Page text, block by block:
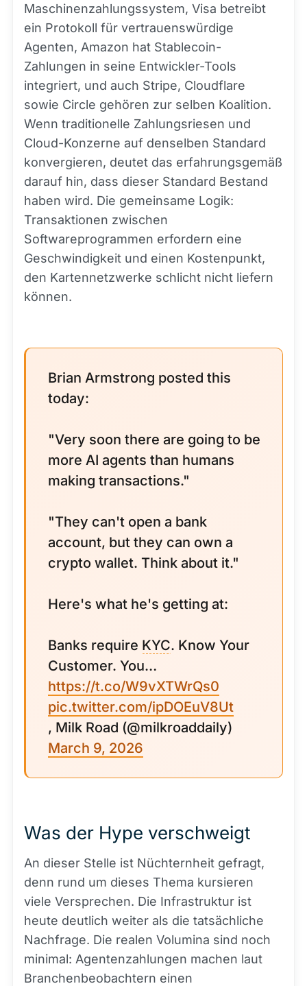
Maschinenzahlungssystem, Visa betreibt
ein Protokoll für vertrauenswürdige
Agenten, Amazon hat Stablecoin-
Zahlungen in seine Entwickler-Tools
integriert, und auch Stripe, Cloudflare
sowie Circle gehören zur selben Koalition.
Wenn traditionelle Zahlungsriesen und
Cloud-Konzerne auf denselben Standard
konvergieren, deutet das erfahrungsgemäß
darauf hin, dass dieser Standard Bestand
haben wird. Die gemeinsame Logik:
Transaktionen zwischen
Softwareprogrammen erfordern eine
Geschwindigkeit und einen Kostenpunkt,
den Kartennetzwerke schlicht nicht liefern
können.
Brian Armstrong posted this
today:
"Very soon there are going to be
more AI agents than humans
making transactions."
"They can't open a bank
account, but they can own a
crypto wallet. Think about it."
Here's what he's getting at:
Banks require KYC. Know Your
Customer. You…
https://t.co/W9vXTWrQs0
pic.twitter.com/ipDOEuV8Ut
, Milk Road (@milkroaddaily)
March 9, 2026
Was der Hype verschweigt
An dieser Stelle ist Nüchternheit gefragt,
denn rund um dieses Thema kursieren
viele Versprechen. Die Infrastruktur ist
heute deutlich weiter als die tatsächliche
Nachfrage. Die realen Volumina sind noch
minimal: Agentenzahlungen machen laut
Branchenbeobachtern einen